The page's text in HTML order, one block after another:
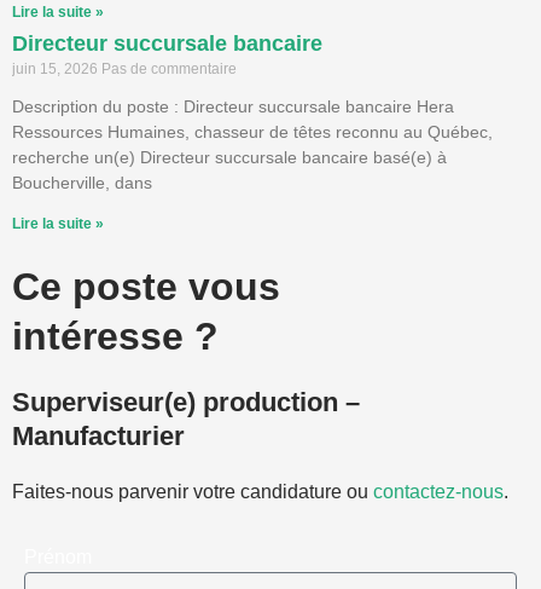
Lire la suite »
Directeur succursale bancaire
juin 15, 2026 Pas de commentaire
Description du poste : Directeur succursale bancaire Hera
Ressources Humaines, chasseur de têtes reconnu au Québec,
recherche un(e) Directeur succursale bancaire basé(e) à
Boucherville, dans
Lire la suite »
Ce poste vous
intéresse ?
Superviseur(e) production –
Manufacturier
Faites-nous parvenir votre candidature ou contactez-nous.